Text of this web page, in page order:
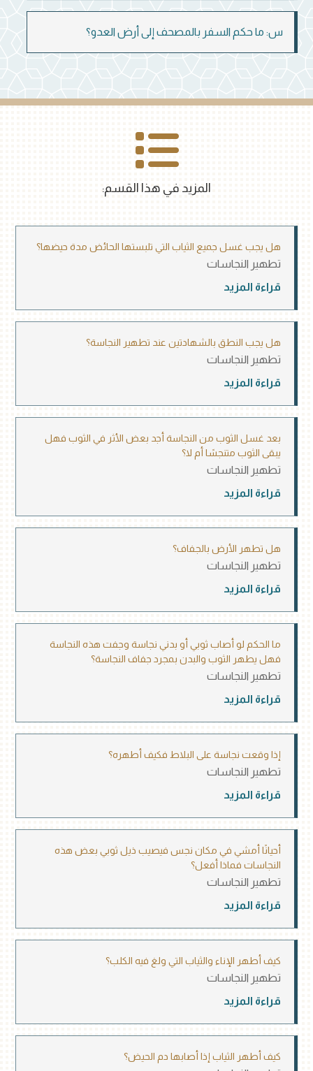
س: ما حكم السفر بالمصحف إلى أرض العدو؟
هل يجب غسل جميع الثياب التي تلبستها الحائض مدة حيضها؟
تطهير النجاسات
قراءة المزيد
هل يجب النطق بالشهادتين عند تطهير النجاسة؟
تطهير النجاسات
قراءة المزيد
بعد غسل الثوب من النجاسة أجد بعض الأثر في الثوب فهل
يبقى الثوب متنجسًا أم لا؟
تطهير النجاسات
قراءة المزيد
هل تطهر الأرض بالجفاف؟
تطهير النجاسات
قراءة المزيد
ما الحكم لو أصاب ثوبي أو بدني نجاسة وجفت هذه النجاسة
فهل يطهر الثوب والبدن بمجرد جفاف النجاسة؟
تطهير النجاسات
قراءة المزيد
إذا وقعت نجاسة على البلاط فكيف أطهره؟
تطهير النجاسات
قراءة المزيد
أحيانًا أمشي في مكان نجس فيصيب ذيل ثوبي بعض هذه
النجاسات فماذا أفعل؟
تطهير النجاسات
قراءة المزيد
كيف أطهر الإناء والثياب التي ولغ فيه الكلب؟
تطهير النجاسات
قراءة المزيد
كيف أطهر الثياب إذا أصابها دم الحيض؟
المزيد في هذا القسم: